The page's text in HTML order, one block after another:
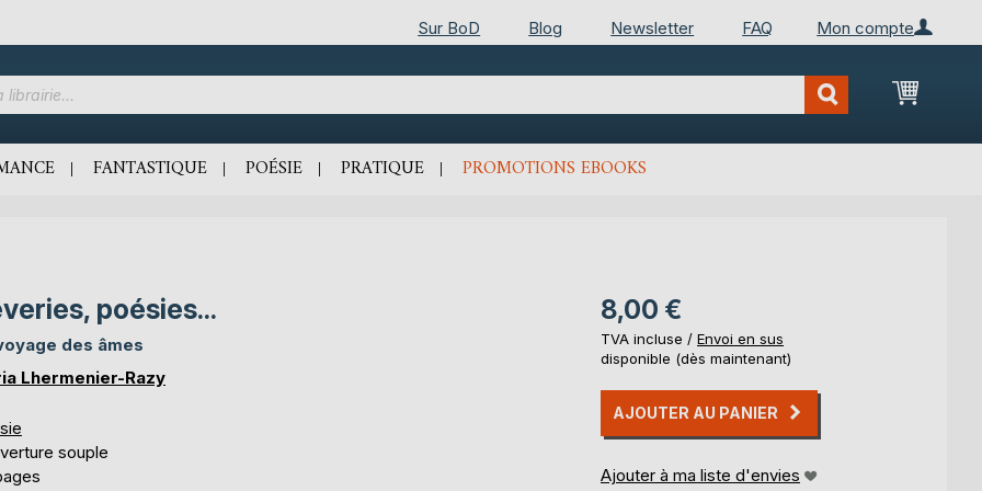
Mon compte
Sur BoD Blog Newsletter FAQ
Mon
FANTASTIQUE POÉSIE PRATIQUE PROMOTIONS EBOOKS
poésies...
des âmes
Lhermenier-Razy
souple
8,00 €
TVA incluse / Envoi en sus
disponible (dès maintenant)
AJOUTER AU PANIER
Ajouter à ma liste d'envies